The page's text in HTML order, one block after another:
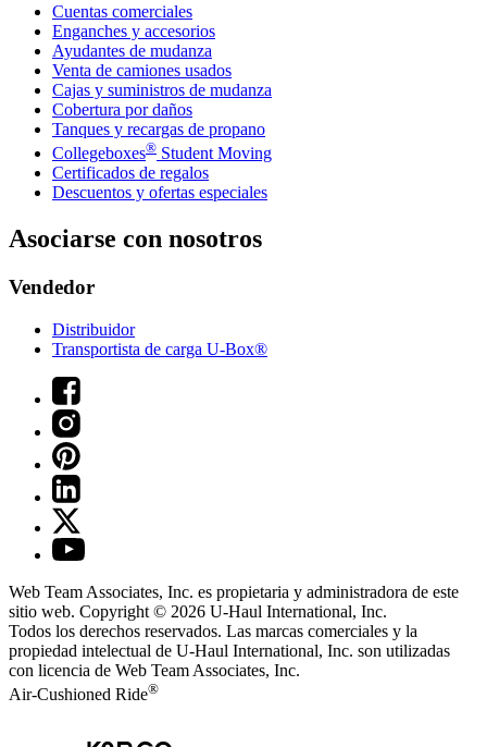
Cuentas comerciales
Enganches y accesorios
Ayudantes de mudanza
Venta de camiones usados
Cajas y suministros de mudanza
Cobertura por daños
Tanques y recargas de propano
Collegeboxes® Student Moving
Certificados de regalos
Descuentos y ofertas especiales
Asociarse con nosotros
Vendedor
Distribuidor
Transportista de carga U-Box®
Web Team Associates, Inc. es propietaria y administradora de este
sitio web. Copyright © 2026 U-Haul International, Inc.
Todos los derechos reservados. Las marcas comerciales y la
propiedad intelectual de U-Haul International, Inc. son utilizadas
con licencia de Web Team Associates, Inc.
Air-Cushioned Ride®